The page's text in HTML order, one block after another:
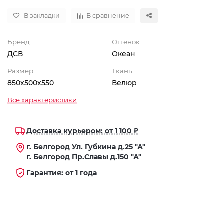
В закладки В сравнение
Бренд
ДСВ
Оттенок
Океан
Размер
850х500х550
Ткань
Велюр
Все характеристики
Доставка курьером: от 1 100 ₽
г. Белгород Ул. Губкина д.25 "А"
г. Белгород Пр.Славы д.150 "А"
Гарантия: от 1 года